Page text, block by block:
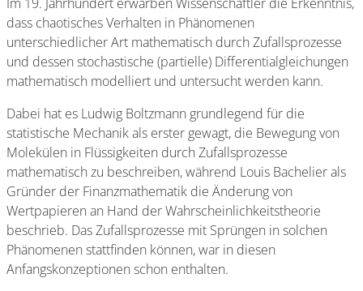
dass chaotisches Verhalten in Phänomenen
unterschiedlicher Art mathematisch durch Zufallsprozesse
und dessen stochastische (partielle) Differentialgleichungen
mathematisch modelliert und untersucht werden kann.
Dabei hat es Ludwig Boltzmann grundlegend für die
statistische Mechanik als erster gewagt, die Bewegung von
Molekülen in Flüssigkeiten durch Zufallsprozesse
mathematisch zu beschreiben, während Louis Bachelier als
Gründer der Finanzmathematik die Änderung von
Wertpapieren an Hand der Wahrscheinlichkeitstheorie
beschrieb. Das Zufallsprozesse mit Sprüngen in solchen
Phänomenen stattfinden können, war in diesen
Anfangskonzeptionen schon enthalten.